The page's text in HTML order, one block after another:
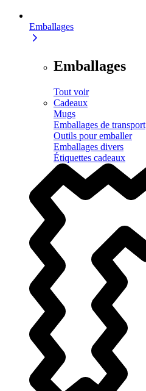
Emballages
Emballages
Tout voir
Cadeaux
Mugs
Emballages de transport
Outils pour emballer
Emballages divers
Étiquettes cadeaux